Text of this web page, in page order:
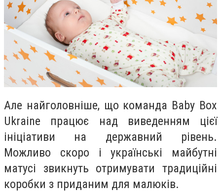
Але найголовніше, що команда Baby Box
Ukraine працює над виведенням цієї
ініціативи на державний рівень.
Можливо скоро і українські майбутні
матусі звикнуть отримувати традиційні
коробки з приданим для малюків.